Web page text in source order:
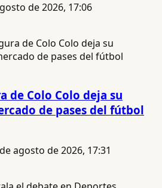
de 2026, 17:06
de Colo Colo deja su
de pases del fútbol
agosto de 2026, 17:31